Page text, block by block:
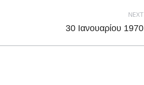
NEXT
30 Ιανουαρίου 1970